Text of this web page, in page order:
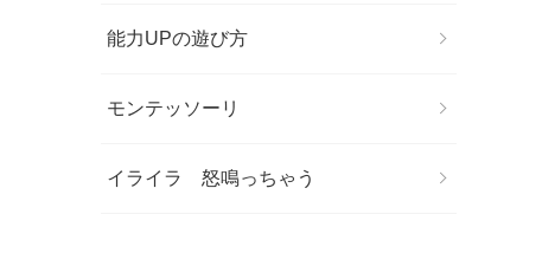
能力UPの遊び方
モンテッソーリ
イライラ 怒鳴っちゃう